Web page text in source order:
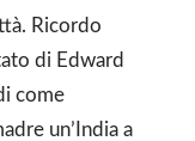
Ricordo
di Edward
come
un’India a